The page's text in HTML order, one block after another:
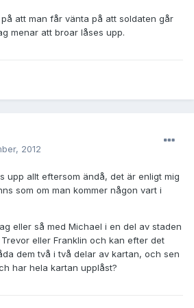
att man får vänta på att soldaten går
menar att broar låses upp.
2012
upp allt eftersom ändå, det är enligt mig
som om man kommer någon vart i
eller så med Michael i en del av staden
eller Franklin och kan efter det
dem två i två delar av kartan, och sen
har hela kartan upplåst?